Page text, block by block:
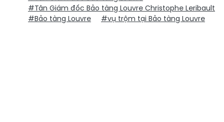
#Tân Giám đốc Bảo tàng Louvre Christophe Leribault
#Bảo tàng Louvre
#vụ trộm tại Bảo tàng Louvre